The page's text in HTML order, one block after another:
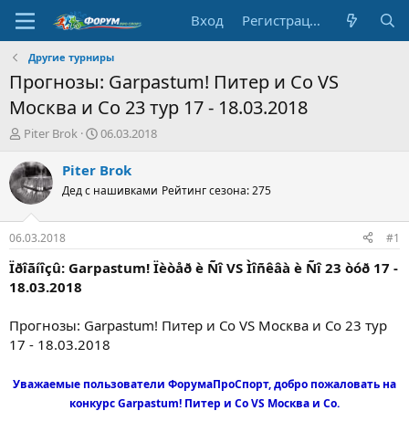
Вход Регистрация
Другие турниры
Прогнозы: Garpastum! Питер и Со VS
Москва и Со 23 тур 17 - 18.03.2018
А
т
о
р
т
е
м
ы
Piter Brok
Д
т
н
а
л
06.03.2018
Piter Brok
Дед с нашивками Рейтинг сезона: 275
06.03.2018 #1
Ïðîãíîçû: Garpastum! Ïèòåð è Ñî VS Ìîñêâà è Ñî 23 òóð 17 -
18.03.2018
Прогнозы: Garpastum! Питер и Со VS Москва и Со 23 тур
17 - 18.03.2018
Уважаемые пользователи ФорумаПроСпорт, добро пожаловать на
конкурс Garpastum! Питер и Со VS Москва и Со.